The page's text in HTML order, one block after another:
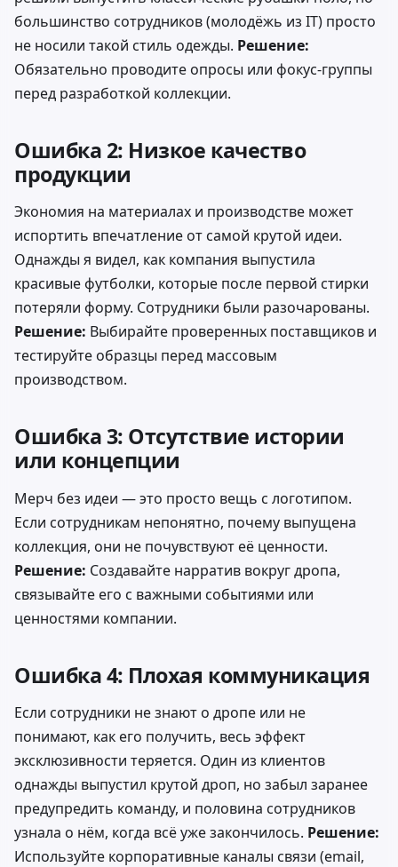
большинство сотрудников (молодёжь из IT) просто
не носили такой стиль одежды. Решение:
Обязательно проводите опросы или фокус-группы
перед разработкой коллекции.
Ошибка 2: Низкое качество
продукции
Экономия на материалах и производстве может
испортить впечатление от самой крутой идеи.
Однажды я видел, как компания выпустила
красивые футболки, которые после первой стирки
потеряли форму. Сотрудники были разочарованы.
Решение: Выбирайте проверенных поставщиков и
тестируйте образцы перед массовым
производством.
Ошибка 3: Отсутствие истории
или концепции
Мерч без идеи — это просто вещь с логотипом.
Если сотрудникам непонятно, почему выпущена
коллекция, они не почувствуют её ценности.
Решение: Создавайте нарратив вокруг дропа,
связывайте его с важными событиями или
ценностями компании.
Ошибка 4: Плохая коммуникация
Если сотрудники не знают о дропе или не
понимают, как его получить, весь эффект
эксклюзивности теряется. Один из клиентов
однажды выпустил крутой дроп, но забыл заранее
предупредить команду, и половина сотрудников
узнала о нём, когда всё уже закончилось. Решение:
Используйте корпоративные каналы связи (email,